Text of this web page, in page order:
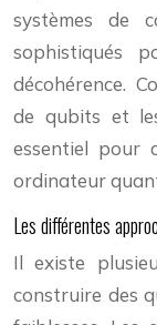
systèmes de
sophistiqués
décohérence.
de qubits et
essentiel pour
ordinateur
Les différentes
Il existe
construire des